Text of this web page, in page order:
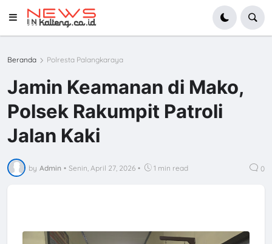
Beranda Polresta Palangkaraya
Jamin Keamanan di Mako,
Polsek Rakumpit Patroli
Jalan Kaki
by Admin • Senin, April 27, 2026 • 1 min read 0